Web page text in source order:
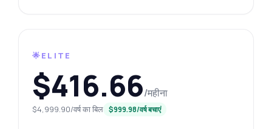
🌟ELITE
$416.66/महीना
$4,999.90/वर्ष का बिल $999.98/वर्ष बचाएं